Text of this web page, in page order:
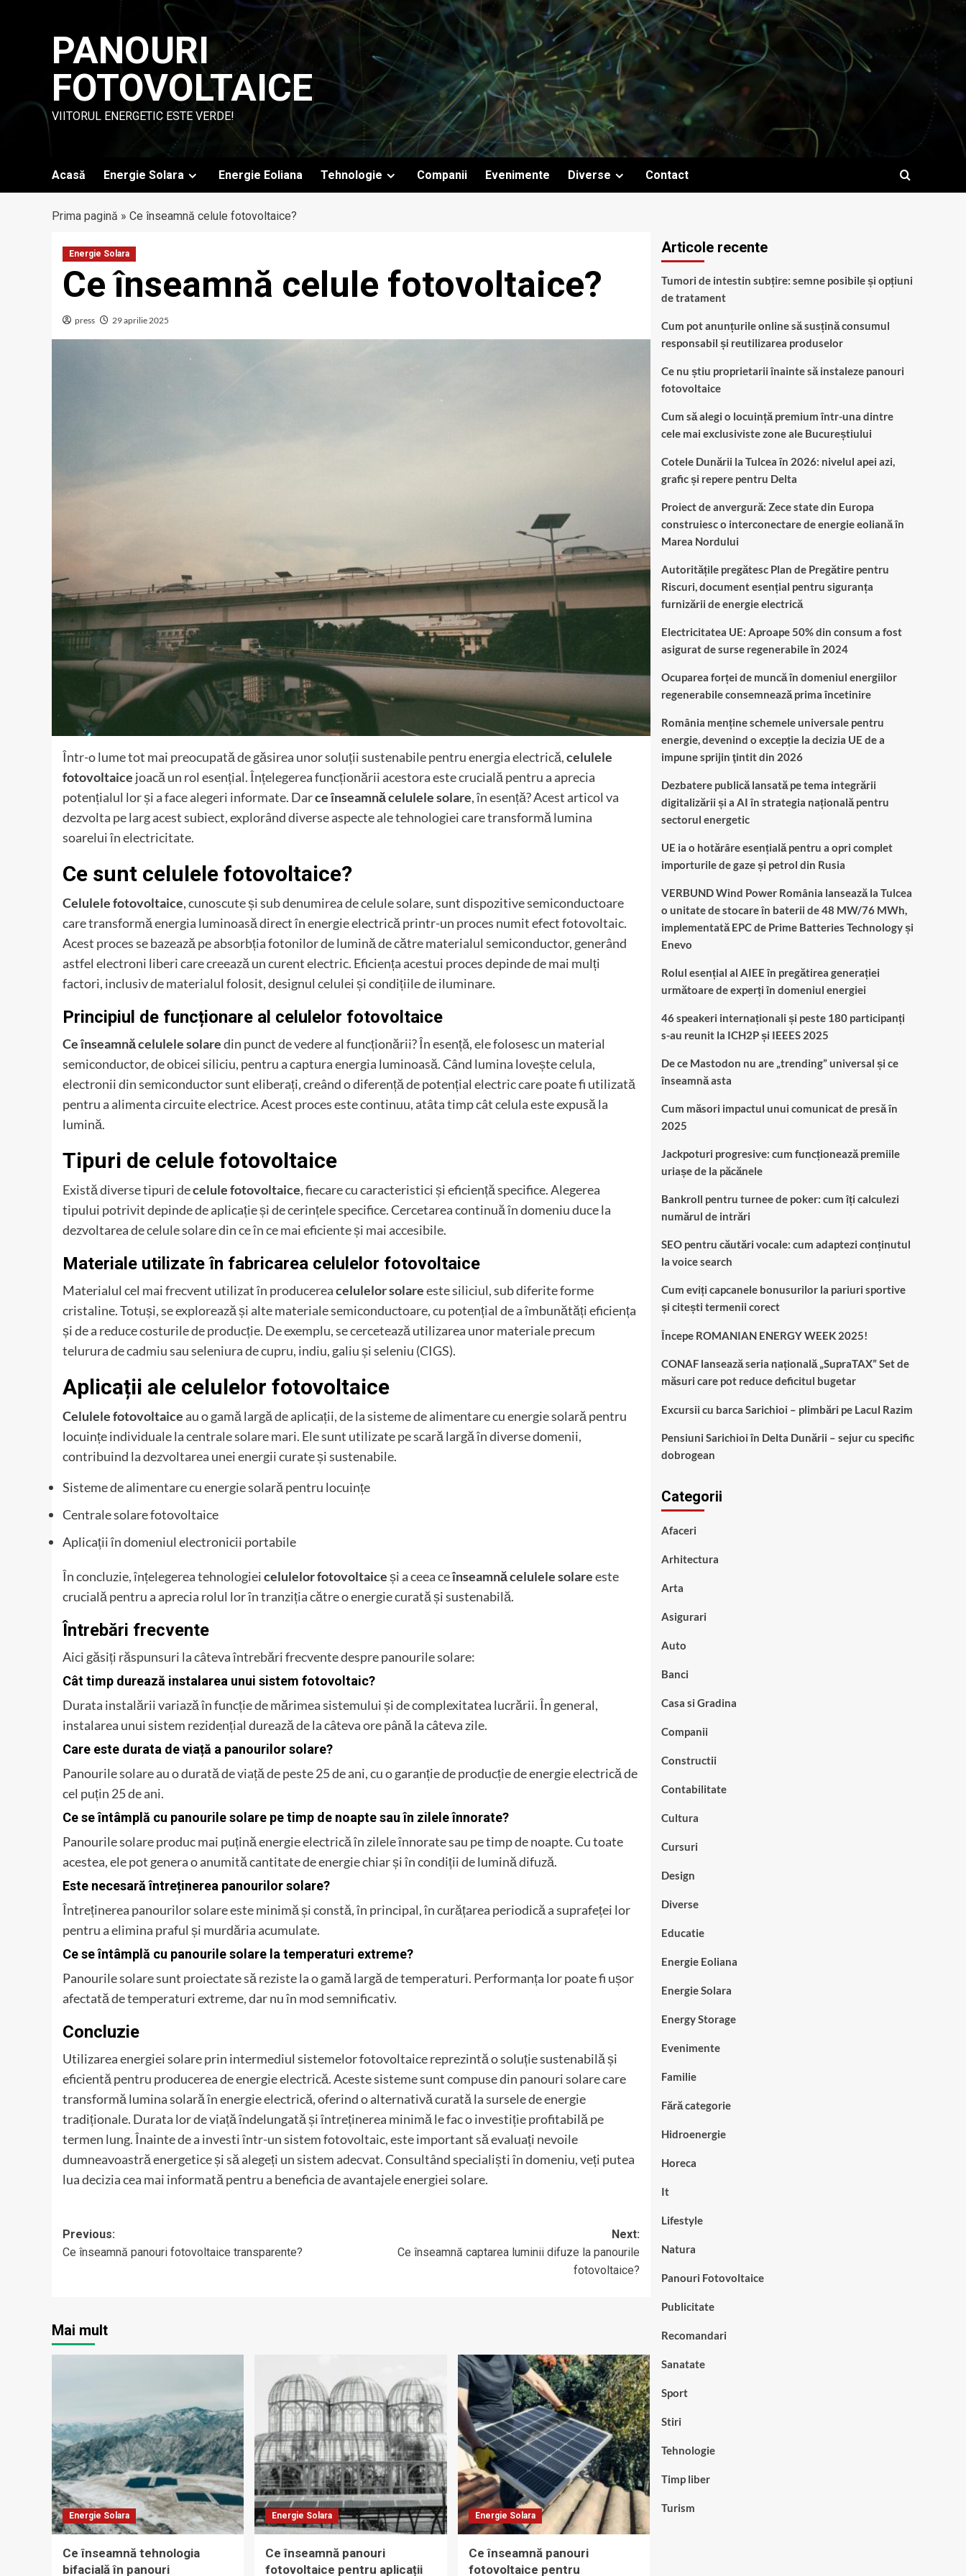
PANOURI
FOTOVOLTAICE
VIITORUL ENERGETIC ESTE VERDE!
Acasă Energie Solara Energie Eoliana Tehnologie Companii Evenimente Diverse Contact
Prima pagină » Ce înseamnă celule fotovoltaice?
Energie Solara
Ce înseamnă celule fotovoltaice?
press 29 aprilie 2025
Într-o lume tot mai preocupată de găsirea unor soluții sustenabile pentru energia electrică,celulele
fotovoltaice joacă un rol esențial. Înțelegerea funcționării acestora este crucială pentru a aprecia
potențialul lor și a face alegeri informate. Darce înseamnă celulele solare, în esență? Acest articol va
dezvolta pe larg acest subiect, explorând diverse aspecte ale tehnologiei care transformă lumina
soarelui în electricitate.
Ce sunt celulele fotovoltaice?
Celulele fotovoltaice, cunoscute și sub denumirea de celule solare, sunt dispozitive semiconductoare
care transformă energia luminoasă direct în energie electrică printr-un proces numit efect fotovoltaic.
Acest proces se bazează pe absorbția fotonilor de lumină de către materialul semiconductor, generând
astfel electroni liberi care creează un curent electric. Eficiența acestui proces depinde de mai mulți
factori, inclusiv de materialul folosit, designul celulei și condițiile de iluminare.
Principiul de funcționare al celulelor fotovoltaice
Ce înseamnă celulele solaredin punct de vedere al funcționării? În esență, ele folosesc un material
semiconductor, de obicei siliciu, pentru a captura energia luminoasă. Când lumina lovește celula,
electronii din semiconductor sunt eliberați, creând o diferență de potențial electric care poate fi utilizată
pentru a alimenta circuite electrice. Acest proces este continuu, atâta timp cât celula este expusă la
lumină.
Tipuri de celule fotovoltaice
Există diverse tipuri decelule fotovoltaice, fiecare cu caracteristici și eficiență specifice. Alegerea
tipului potrivit depinde de aplicație și de cerințele specifice. Cercetarea continuă în domeniu duce la
dezvoltarea de celule solare din ce în ce mai eficiente și mai accesibile.
Materiale utilizate în fabricarea celulelor fotovoltaice
Materialul cel mai frecvent utilizat în producereacelulelor solareeste siliciul, sub diferite forme
cristaline. Totuși, se explorează și alte materiale semiconductoare, cu potențial de a îmbunătăți eficiența
și de a reduce costurile de producție. De exemplu, se cercetează utilizarea unor materiale precum
telurura de cadmiu sau seleniura de cupru, indiu, galiu și seleniu (CIGS).
Aplicații ale celulelor fotovoltaice
Celulele fotovoltaiceau o gamă largă de aplicații, de la sisteme de alimentare cu energie solară pentru
locuințe individuale la centrale solare mari. Ele sunt utilizate pe scară largă în diverse domenii,
contribuind la dezvoltarea unei energii curate și sustenabile.
Sisteme de alimentare cu energie solară pentru locuințe
Centrale solare fotovoltaice
Aplicații în domeniul electronicii portabile
În concluzie, înțelegerea tehnologieicelulelor fotovoltaiceși a ceea ceînseamnă celulele solareeste
crucială pentru a aprecia rolul lor în tranziția către o energie curată și sustenabilă.
Întrebări frecvente
Aici găsiți răspunsuri la câteva întrebări frecvente despre panourile solare:
Cât timp durează instalarea unui sistem fotovoltaic?
Durata instalării variază în funcție de mărimea sistemului și de complexitatea lucrării. În general,
instalarea unui sistem rezidențial durează de la câteva ore până la câteva zile.
Care este durata de viață a panourilor solare?
Panourile solare au o durată de viață de peste 25 de ani, cu o garanție de producție de energie electrică de
cel puțin 25 de ani.
Ce se întâmplă cu panourile solare pe timp de noapte sau în zilele înnorate?
Panourile solare produc mai puțină energie electrică în zilele înnorate sau pe timp de noapte. Cu toate
acestea, ele pot genera o anumită cantitate de energie chiar și în condiții de lumină difuză.
Este necesară întreținerea panourilor solare?
Întreținerea panourilor solare este minimă și constă, în principal, în curățarea periodică a suprafeței lor
pentru a elimina praful și murdăria acumulate.
Ce se întâmplă cu panourile solare la temperaturi extreme?
Panourile solare sunt proiectate să reziste la o gamă largă de temperaturi. Performanța lor poate fi ușor
afectată de temperaturi extreme, dar nu în mod semnificativ.
Concluzie
Utilizarea energiei solare prin intermediul sistemelor fotovoltaice reprezintă o soluție sustenabilă și
eficientă pentru producerea de energie electrică. Aceste sisteme sunt compuse din panouri solare care
transformă lumina solară în energie electrică, oferind o alternativă curată la sursele de energie
tradiționale. Durata lor de viață îndelungată și întreținerea minimă le fac o investiție profitabilă pe
termen lung. Înainte de a investi într-un sistem fotovoltaic, este important să evaluați nevoile
dumneavoastră energetice și să alegeți un sistem adecvat. Consultând specialiști în domeniu, veți putea
lua decizia cea mai informată pentru a beneficia de avantajele energiei solare.
Post
navigation
Previous:
Ce înseamnă panouri fotovoltaice transparente?
Next:
Ce înseamnă captarea luminii difuze la panourile
fotovoltaice?
Mai mult
Energie Solara
Ce înseamnă tehnologia
bifacială în panouri
Energie Solara
Ce înseamnă panouri
fotovoltaice pentru aplicații
Energie Solara
Ce înseamnă panouri
fotovoltaice pentru
Articole recente
Tumori de intestin subțire: semne posibile și opțiuni
de tratament
Cum pot anunțurile online să susțină consumul
responsabil și reutilizarea produselor
Ce nu știu proprietarii înainte să instaleze panouri
fotovoltaice
Cum să alegi o locuință premium într-una dintre
cele mai exclusiviste zone ale Bucureștiului
Cotele Dunării la Tulcea în 2026: nivelul apei azi,
grafic și repere pentru Delta
Proiect de anvergură: Zece state din Europa
construiesc o interconectare de energie eoliană în
Marea Nordului
Autoritățile pregătesc Plan de Pregătire pentru
Riscuri, document esențial pentru siguranța
furnizării de energie electrică
Electricitatea UE: Aproape 50% din consum a fost
asigurat de surse regenerabile în 2024
Ocuparea forței de muncă în domeniul energiilor
regenerabile consemnează prima încetinire
România menține schemele universale pentru
energie, devenind o excepție la decizia UE de a
impune sprijin ţintit din 2026
Dezbatere publică lansată pe tema integrării
digitalizării și a AI în strategia națională pentru
sectorul energetic
UE ia o hotărâre esențială pentru a opri complet
importurile de gaze și petrol din Rusia
VERBUND Wind Power România lansează la Tulcea
o unitate de stocare în baterii de 48 MW/76 MWh,
implementată EPC de Prime Batteries Technology și
Enevo
Rolul esențial al AIEE în pregătirea generației
următoare de experți în domeniul energiei
46 speakeri internaționali și peste 180 participanți
s-au reunit la ICH2P și IEEES 2025
De ce Mastodon nu are „trending” universal și ce
înseamnă asta
Cum măsori impactul unui comunicat de presă în
2025
Jackpoturi progresive: cum funcționează premiile
uriașe de la păcănele
Bankroll pentru turnee de poker: cum îți calculezi
numărul de intrări
SEO pentru căutări vocale: cum adaptezi conținutul
la voice search
Cum eviți capcanele bonusurilor la pariuri sportive
și citești termenii corect
Începe ROMANIAN ENERGY WEEK 2025!
CONAF lansează seria națională „SupraTAX” Set de
măsuri care pot reduce deficitul bugetar
Excursii cu barca Sarichioi – plimbări pe Lacul Razim
Pensiuni Sarichioi în Delta Dunării – sejur cu specific
dobrogean
Categorii
Afaceri
Arhitectura
Arta
Asigurari
Auto
Banci
Casa si Gradina
Companii
Constructii
Contabilitate
Cultura
Cursuri
Design
Diverse
Educatie
Energie Eoliana
Energie Solara
Energy Storage
Evenimente
Familie
Fără categorie
Hidroenergie
Horeca
It
Lifestyle
Natura
Panouri Fotovoltaice
Publicitate
Recomandari
Sanatate
Sport
Stiri
Tehnologie
Timp liber
Turism